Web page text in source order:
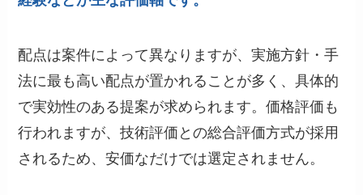
配点は案件によって異なりますが、実施方針・手
法に最も高い配点が置かれることが多く、具体的
で実効性のある提案が求められます。価格評価も
行われますが、技術評価との総合評価方式が採用
されるため、安価なだけでは選定されません。